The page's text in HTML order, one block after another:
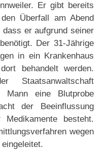
Er gibt bereits
Überfall am Abend
er aufgrund seiner
Der 31-Jährige
in ein Krankenhaus
behandelt werden.
Staatsanwaltschaft
eine Blutprobe
der Beeinflussung
besteht.
wegen